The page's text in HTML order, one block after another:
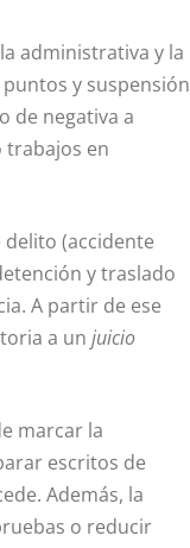
administrativa y la
y suspensión
de negativa a
trabajos en
(accidente
y traslado
A partir de ese
a un juicio
marcar la
escritos de
Además, la
o reducir